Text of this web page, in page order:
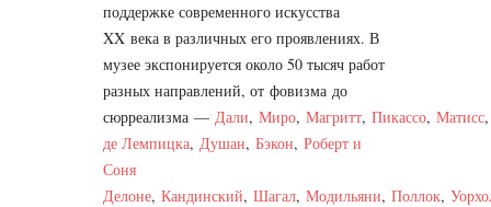
поддержке современного искусства
XX века в различных его проявлениях. В
музее экспонируется около 50 тысяч работ
разных направлений, от фовизма до
сюрреализма — Дали, Миро, Магритт, Пикассо, Матисс
де Лемпицка, Душан, Бэкон, Роберт и
Соня
Делоне, Кандинский, Шагал, Модильяни, Поллок,